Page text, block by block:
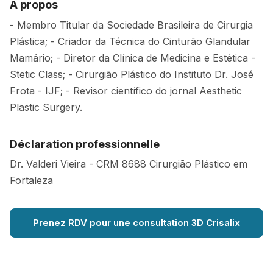
À propos
- Membro Titular da Sociedade Brasileira de Cirurgia
Plástica; - Criador da Técnica do Cinturão Glandular
Mamário; - Diretor da Clínica de Medicina e Estética -
Stetic Class; - Cirurgião Plástico do Instituto Dr. José
Frota - IJF; - Revisor científico do jornal Aesthetic
Plastic Surgery.
Déclaration professionnelle
Dr. Valderi Vieira - CRM 8688 Cirurgião Plástico em
Fortaleza
Prenez RDV pour une consultation 3D Crisalix